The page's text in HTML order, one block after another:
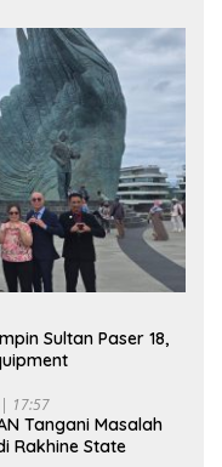
Sultan Paser 18,
17:57
Tangani Masalah
Rakhine State